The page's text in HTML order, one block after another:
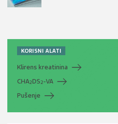
KORISNI ALATI
Klirens kreatinina
CHA2DS2-VA
Pušenje